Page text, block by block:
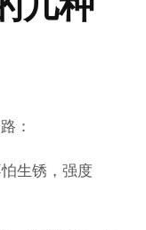
：
生锈，强度